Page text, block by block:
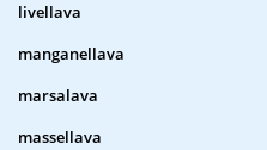
livellava
manganellava
marsalava
massellava